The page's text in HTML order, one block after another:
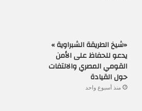
«شيخ الطريقة الشبراوية »
يدعو للحفاظ على الأمن
القومي المصري والالتفات
حول القيادة
منذ أسبوع واحد